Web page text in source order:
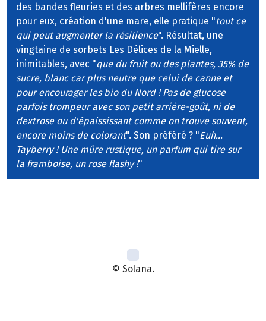
des bandes fleuries et des arbres mellifères encore
pour eux, création d'une mare, elle pratique "tout ce
qui peut augmenter la résilience". Résultat, une
vingtaine de sorbets Les Délices de la Mielle,
inimitables, avec "que du fruit ou des plantes, 35% de
sucre, blanc car plus neutre que celui de canne et
pour encourager les bio du Nord ! Pas de glucose
parfois trompeur avec son petit arrière-goût, ni de
dextrose ou d'épaississant comme on trouve souvent,
encore moins de colorant". Son préféré ? "Euh...
Tayberry ! Une mûre rustique, un parfum qui tire sur
la framboise, un rose flashy !"
© Solana.